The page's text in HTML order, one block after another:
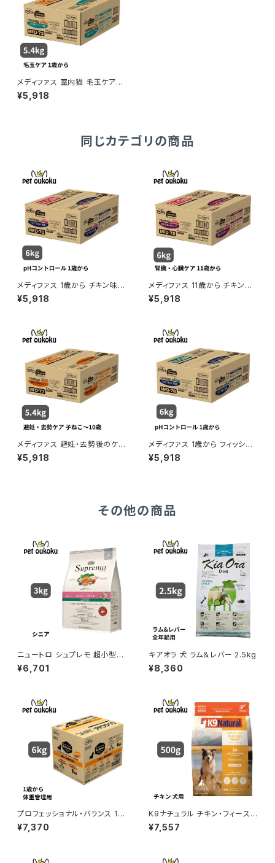
メディファス 室内猫 毛玉ケアプ
ラス 1歳から チキン&フィッシュ
味 5.4kg 猫 キャットフード 49
¥5,918
同じカテゴリの商品
メディファス 1歳から チキン味 6
kg 猫 キャットフード 4902418
069159
¥5,918
メディファス 11歳から チキン味
6kg 猫 キャットフード 490241
8069265
¥5,918
メディファス 避妊・去勢後のケア
子ねこから10歳まで チキン&フ
ィッシュ味 5.4kg 猫 キャットフ
¥5,918
メディファス 1歳から フィッシュ
味 6kg 猫 キャットフード 4902
418069852
¥5,918
その他の商品
ニュートロ シュプレモ 超小型
犬〜小型犬 エイジングケア 3k
g 4562358781827
¥6,701
キアオラ 犬 ラム＆レバー 2.5kg
¥8,360
プロフェッショナル・バランス 1歳
から成犬用 体重管理 6kg
¥7,370
K9ナチュラル チキン・フィースト
500g
¥7,557